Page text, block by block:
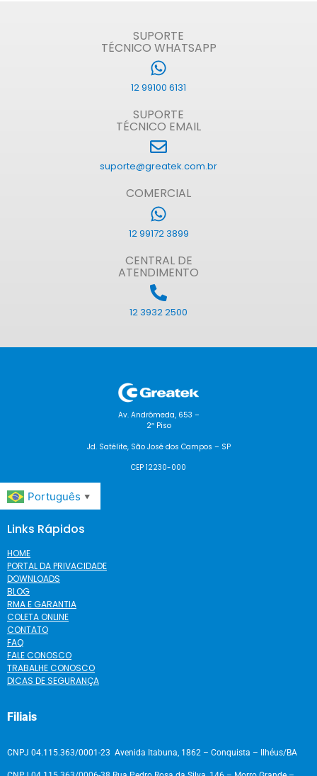
SUPORTE
TÉCNICO WHATSAPP
12 99100 6131
SUPORTE
TÉCNICO EMAIL
suporte@greatek.com.br
COMERCIAL
12 99172 3899
CENTRAL DE
ATENDIMENTO
12 3932 2500
Av. Andrômeda, 653 –
2º Piso
Jd. Satélite, São José dos Campos – SP
CEP 12230-000
Português ▼
Links Rápidos
HOME
PORTAL DA PRIVACIDADE
DOWNLOADS
BLOG
RMA E GARANTIA
COLETA ONLINE
CONTATO
FAQ
FALE CONOSCO
TRABALHE CONOSCO
DICAS DE SEGURANÇA
Filiais
CNPJ 04.115.363/0001-23 Avenida Itabuna, 1862 – Conquista – Ilhéus/BA